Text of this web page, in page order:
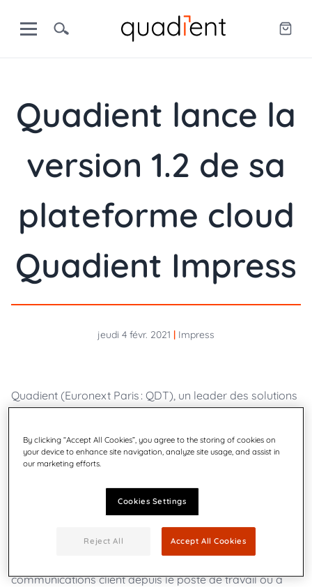
Quadient lance la
version 1.2 de sa
plateforme cloud
Quadient Impress
jeudi 4 févr. 2021 | Impress
Quadient (Euronext Paris : QDT), un leader des solutions
d’entreprise visant à faire de chaque interaction client –
personnalisée, a annoncé aujourd'hui la disponibilité
générale de la version 1.2 de
documents sortants qui automatise le flux de
communications clients pour les petites et moyennes
entreprises (PME). La version 1.2 d’Impress inclut des
mises à jour d'architecture de la plateforme cloud, qui
communications client depuis le poste de travail ou à
By clicking “Accept All Cookies”, you agree to the storing of cookies on
your device to enhance site navigation, analyze site usage, and assist in
our marketing efforts.
Cookies Settings
Reject All Accept All Cookies